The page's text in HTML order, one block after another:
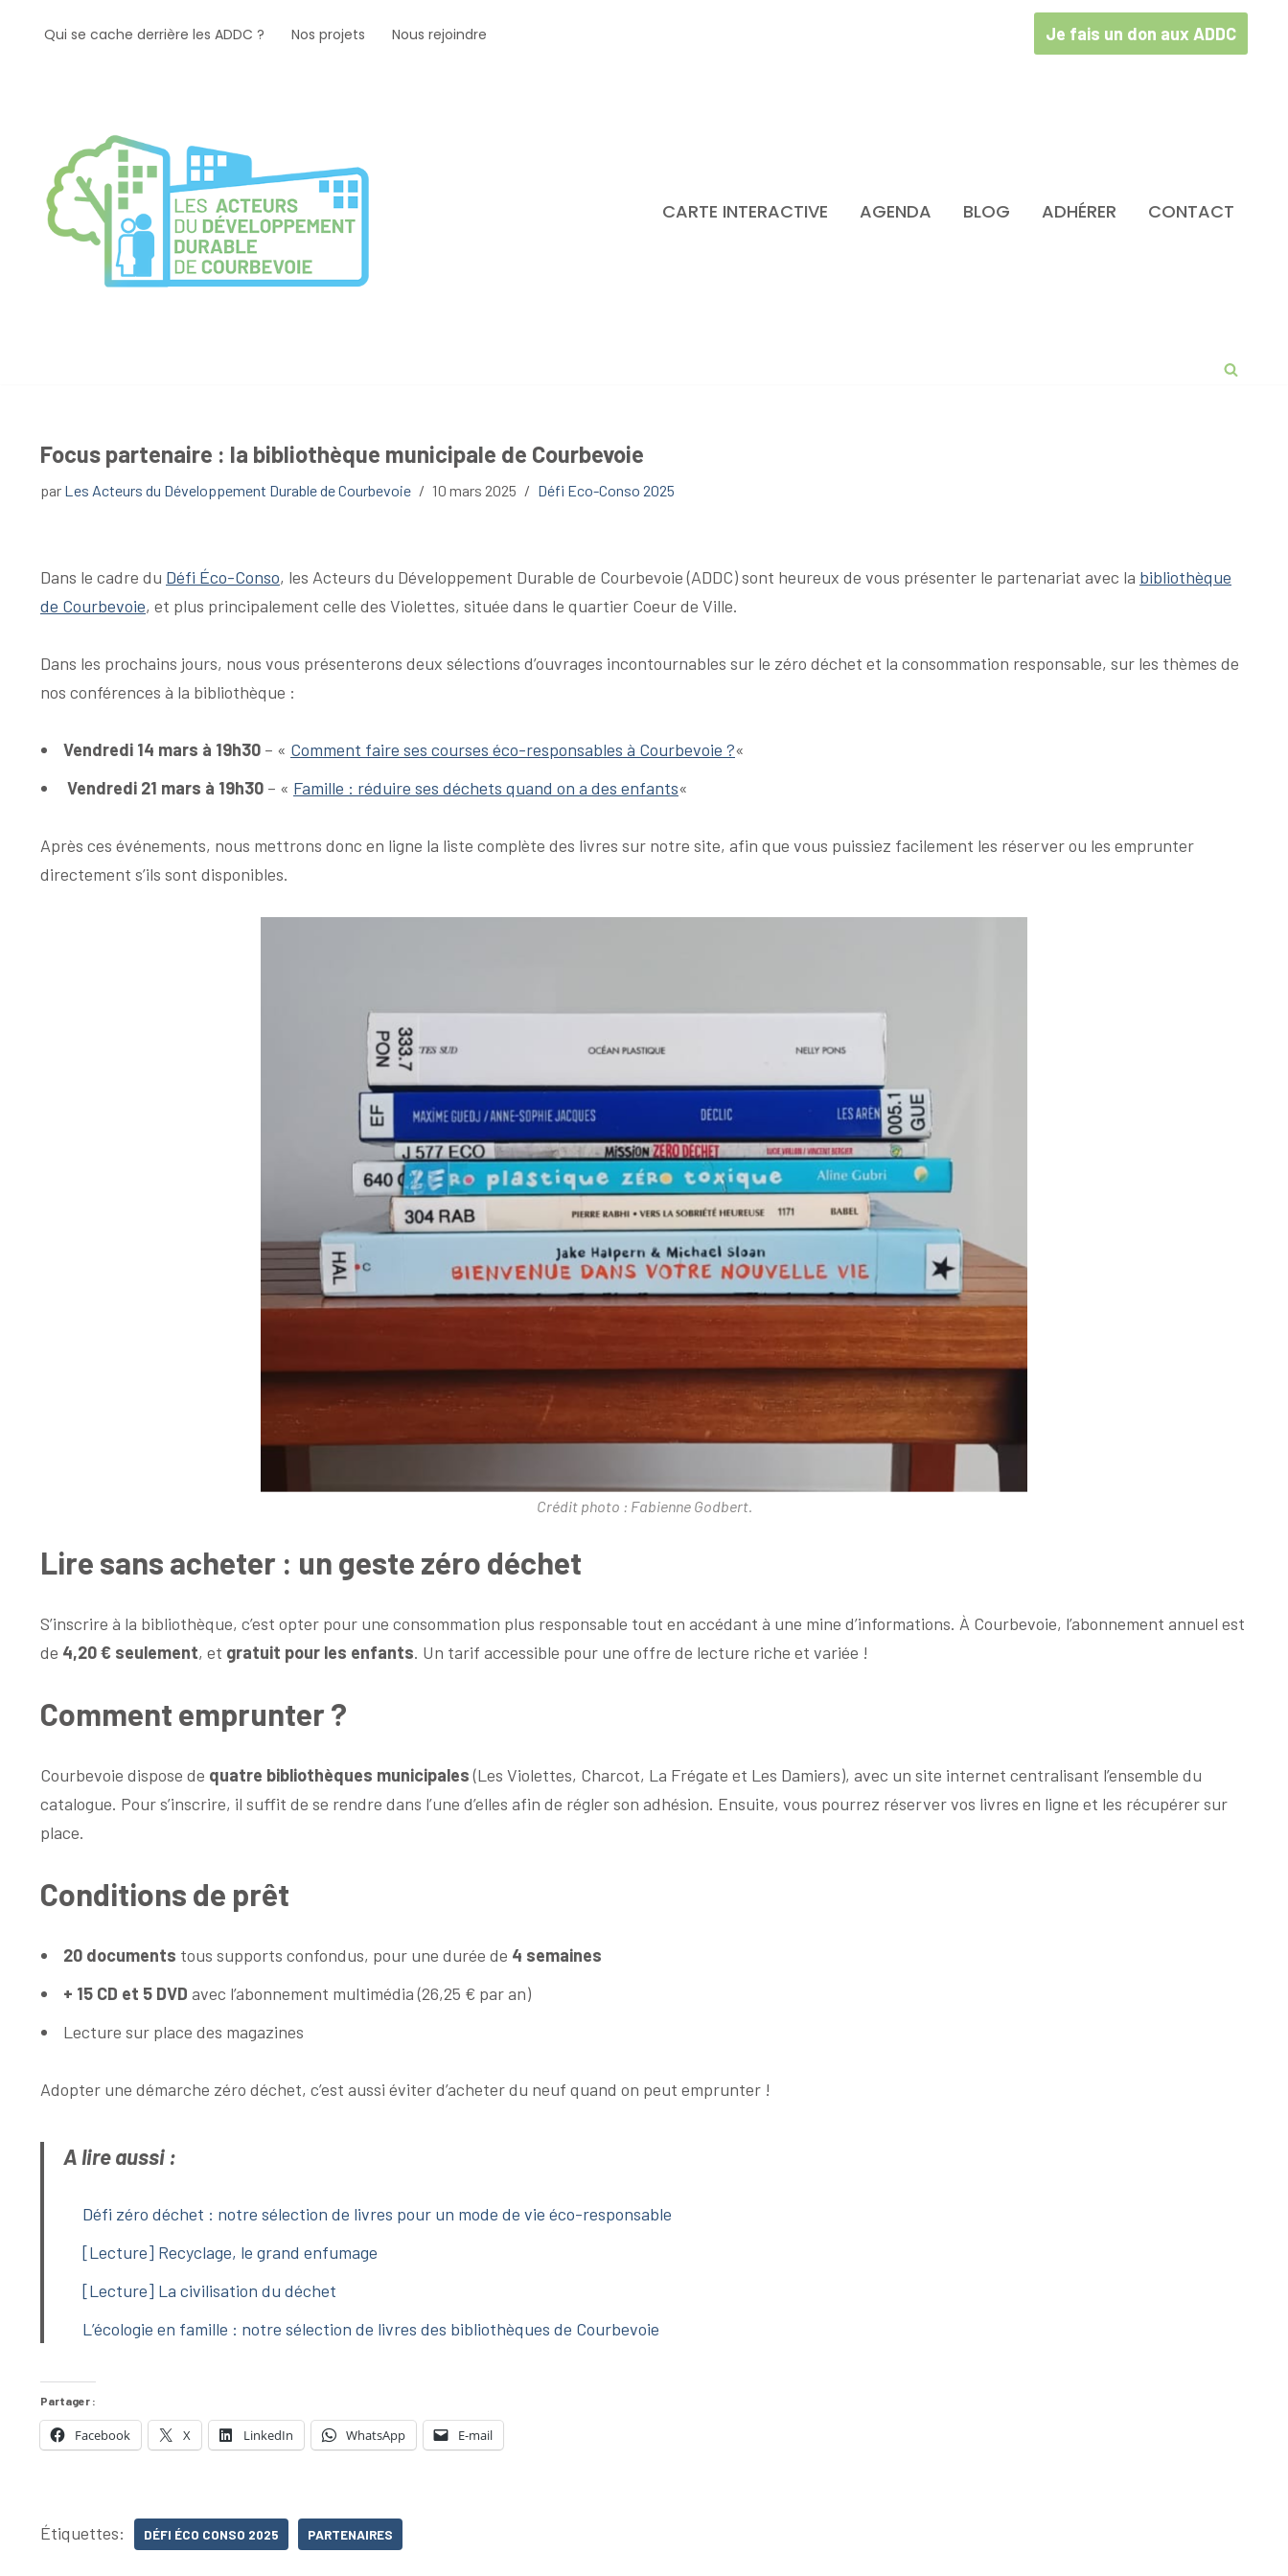
Qui se cache derrière les ADDC ? Nos projets Nous rejoindre Je fais un don aux ADDC
CARTE INTERACTIVE AGENDA BLOG ADHÉRER CONTACT
Focus partenaire : la bibliothèque municipale de Courbevoie
par Les Acteurs du Développement Durable de Courbevoie 10 mars 2025 Défi Eco-Conso 2025
Dans le cadre du Défi Éco-Conso, les Acteurs du Développement Durable de Courbevoie (ADDC) sont heureux de vous présenter le partenariat avec la bibliothèque
de Courbevoie, et plus principalement celle des Violettes, située dans le quartier Coeur de Ville.
Dans les prochains jours, nous vous présenterons deux sélections d’ouvrages incontournables sur le zéro déchet et la consommation responsable, sur les thèmes de
nos conférences à la bibliothèque :
Vendredi 14 mars à 19h30 – « Comment faire ses courses éco-responsables à Courbevoie ?«
Vendredi 21 mars à 19h30 – « Famille : réduire ses déchets quand on a des enfants«
Après ces événements, nous mettrons donc en ligne la liste complète des livres sur notre site, afin que vous puissiez facilement les réserver ou les emprunter
directement s’ils sont disponibles.
Crédit photo : Fabienne Godbert.
Lire sans acheter : un geste zéro déchet
S’inscrire à la bibliothèque, c’est opter pour une consommation plus responsable tout en accédant à une mine d’informations. À Courbevoie, l’abonnement annuel est
de 4,20 € seulement, et gratuit pour les enfants. Un tarif accessible pour une offre de lecture riche et variée !
Comment emprunter ?
Courbevoie dispose de quatre bibliothèques municipales(Les Violettes, Charcot, La Frégate et Les Damiers), avec un site internet centralisant l’ensemble du
catalogue. Pour s’inscrire, il suffit de se rendre dans l’une d’elles afin de régler son adhésion. Ensuite, vous pourrez réserver vos livres en ligne et les récupérer sur
place.
Conditions de prêt
20 documents tous supports confondus, pour une durée de 4 semaines
+ 15 CD et 5 DVD avec l’abonnement multimédia (26,25 € par an)
Lecture sur place des magazines
Adopter une démarche zéro déchet, c’est aussi éviter d’acheter du neuf quand on peut emprunter !
A lire aussi :
Défi zéro déchet : notre sélection de livres pour un mode de vie éco-responsable
[Lecture] Recyclage, le grand enfumage
[Lecture] La civilisation du déchet
L’écologie en famille : notre sélection de livres des bibliothèques de Courbevoie
Partager :
Facebook X LinkedIn WhatsApp E-mail
Étiquettes: DÉFI ÉCO CONSO 2025 PARTENAIRES